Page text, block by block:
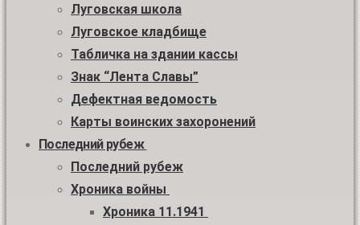
Луговская школа
Луговское кладбище
Табличка на здании кассы
Знак “Лента Славы”
Дефектная ведомость
Карты воинских захоронений
Последний рубеж
Последний рубеж
Хроника войны
Хроника 11.1941